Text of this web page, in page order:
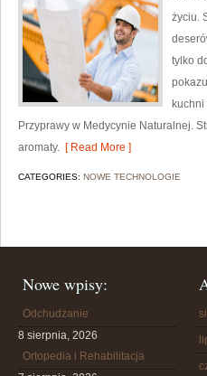
życiu.
tylko
Przyprawy w Medycynie Naturalnej.
aromaty. [ Read More ]
CATEGORIES: NOWE TECHNOLOGIE
Nowe wpisy:
Odchudzanie
8 sierpnia, 2026
Ortopedia i Rehabilitacja